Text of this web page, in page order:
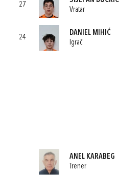
27
Vratar
24
DANIEL MIHIĆ
Igrač
ANEL KARABEG
Trener